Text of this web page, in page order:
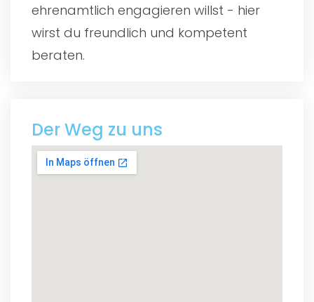
ehrenamtlich engagieren willst - hier
wirst du freundlich und kompetent
beraten.
Der Weg zu uns